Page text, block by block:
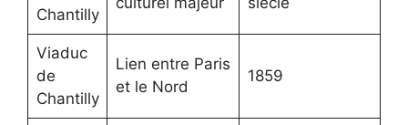
Chantilly
Viaduc
de
Chantilly
Lien entre Paris
et le Nord
1859